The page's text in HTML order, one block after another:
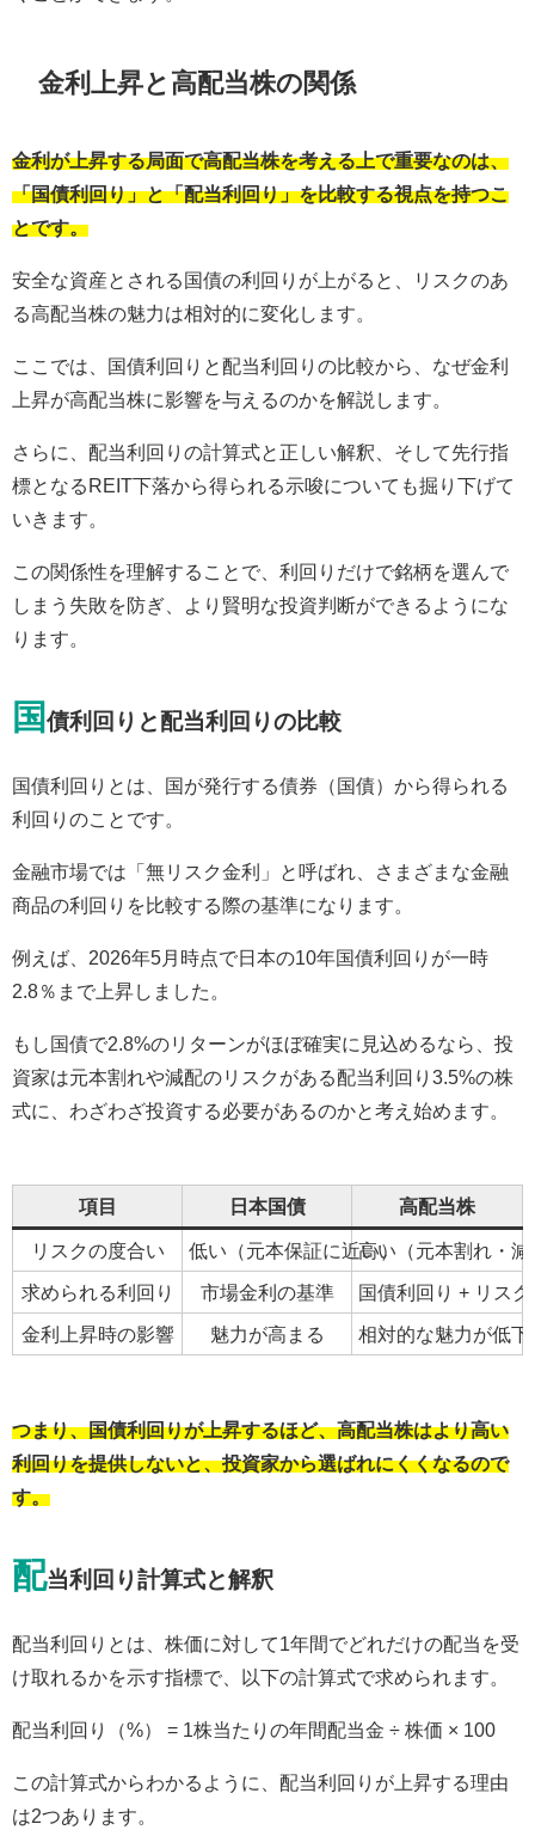
金利上昇と高配当株の関係
金利が上昇する局面で高配当株を考える上で重要なのは、
「国債利回り」と「配当利回り」を比較する視点を持つこ
とです。
安全な資産とされる国債の利回りが上がると、リスクのあ
る高配当株の魅力は相対的に変化します。
ここでは、国債利回りと配当利回りの比較から、なぜ金利
上昇が高配当株に影響を与えるのかを解説します。
さらに、配当利回りの計算式と正しい解釈、そして先行指
標となるREIT下落から得られる示唆についても掘り下げて
いきます。
この関係性を理解することで、利回りだけで銘柄を選んで
しまう失敗を防ぎ、より賢明な投資判断ができるようにな
ります。
国 債利回りと配当利回りの比較
国債利回りとは、国が発行する債券（国債）から得られる
利回りのことです。
金融市場では「無リスク金利」と呼ばれ、さまざまな金融
商品の利回りを比較する際の基準になります。
例えば、2026年5月時点で日本の10年国債利回りが一時
2.8％まで上昇しました。
もし国債で2.8%のリターンがほぼ確実に見込めるなら、投
資家は元本割れや減配のリスクがある配当利回り3.5%の株
式に、わざわざ投資する必要があるのかと考え始めます。
項目 日本国債 高配当株
リスクの度合い 低い（元本保証に近い）高い（元本割れ・
求められる利回り 市場金利の基準 国債利回り + リス
金利上昇時の影響 魅力が高まる 相対的な魅力が低
つまり、国債利回りが上昇するほど、高配当株はより高い
利回りを提供しないと、投資家から選ばれにくくなるので
す。
配当利回り計算式と解釈
配当利回りとは、株価に対して1年間でどれだけの配当を受
け取れるかを示す指標で、以下の計算式で求められます。
配当利回り（%） = 1株当たりの年間配当金 ÷ 株価 × 100
この計算式からわかるように、配当利回りが上昇する理由
は2つあります。